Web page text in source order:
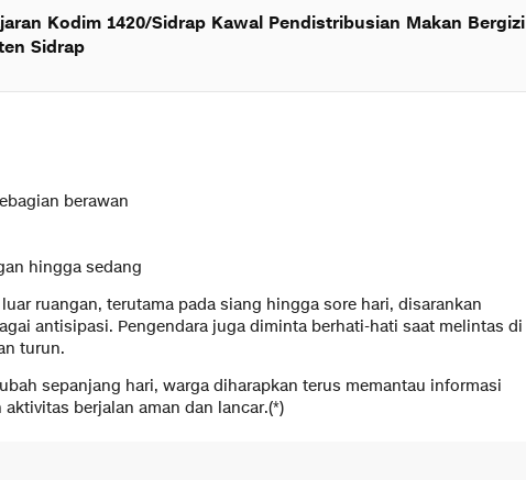
Kodim 1420/Sidrap Kawal Pendistribusian Makan Bergizi
Sidrap
berawan
hingga sedang
ruangan, terutama pada siang hingga sore hari, disarankan
antisipasi. Pengendara juga diminta berhati-hati saat melintas di
turun.
sepanjang hari, warga diharapkan terus memantau informasi
berjalan aman dan lancar.(*)